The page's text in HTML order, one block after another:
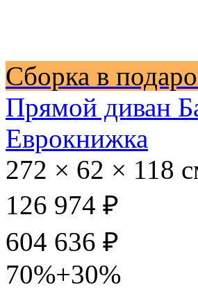
Сборка в
Прямой диван
Еврокнижка
272 × 62 × 118
126 974 ₽
604 636 ₽
70%+30%